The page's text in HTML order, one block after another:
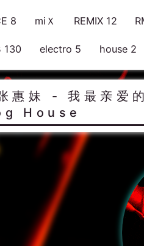
8 miＸ REMIX 12
130 electro 5 house 2
惠妹 - 我最亲
House